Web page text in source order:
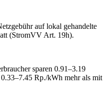
auf lokal gehandelte
(StromVV Art. 19h).
sparen 0.91–3.19
Rp./kWh mehr als mit